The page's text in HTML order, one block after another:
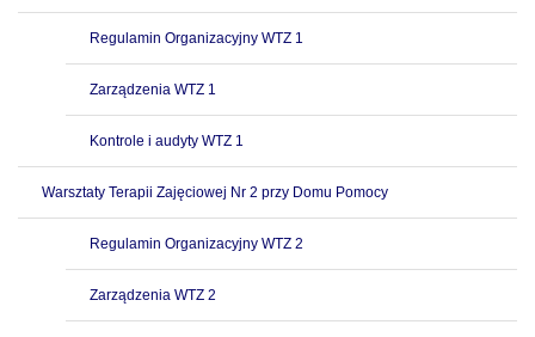
Regulamin Organizacyjny WTZ 1
Zarządzenia WTZ 1
Kontrole i audyty WTZ 1
Warsztaty Terapii Zajęciowej Nr 2 przy Domu Pomocy
Regulamin Organizacyjny WTZ 2
Zarządzenia WTZ 2